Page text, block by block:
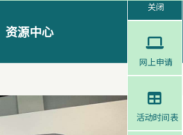
资源中心
关闭
网上申请
活动时间表